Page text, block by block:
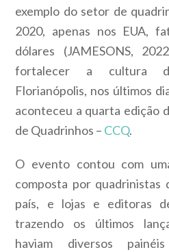
exemplo do setor de
2020, apenas nos EUA,
dólares (JAMESONS,
fortalecer a cultura
Florianópolis, nos últimos
aconteceu a quarta edição
de Quadrinhos – CCQ.
O evento contou com
composta por quadrinistas
país, e lojas e editoras
trazendo os últimos
haviam diversos